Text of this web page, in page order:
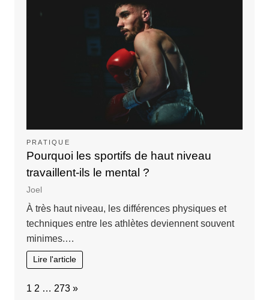
PRATIQUE
Pourquoi les sportifs de haut niveau
travaillent-ils le mental ?
Joel
À très haut niveau, les différences physiques et
techniques entre les athlètes deviennent souvent
minimes.…
Lire l'article
Page:
1 2 … 273 Next
»